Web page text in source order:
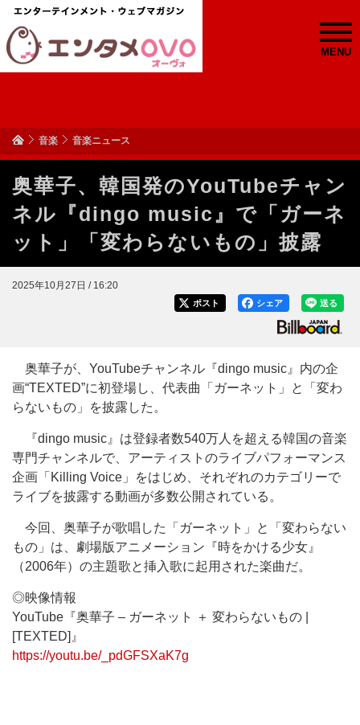
MENU
音楽 音楽ニュース
奥華子、韓国発のYouTubeチャン
ネル『dingo music』で「ガーネ
ット」「変わらないもの」披露
2025年10月27日 / 16:20
送る
シェア
ポスト
奥華子が、YouTubeチャンネル『dingo music』内の企
画“TEXTED”に初登場し、代表曲「ガーネット」と「変わ
らないもの」を披露した。
『dingo music』は登録者数540万人を超える韓国の音楽
専門チャンネルで、アーティストのライブパフォーマンス
企画「Killing Voice」をはじめ、それぞれのカテゴリーで
ライブを披露する動画が多数公開されている。
今回、奥華子が歌唱した「ガーネット」と「変わらない
もの」は、劇場版アニメーション『時をかける少女』
（2006年）の主題歌と挿入歌に起用された楽曲だ。
◎映像情報
YouTube『奥華子 – ガーネット ＋ 変わらないもの |
[TEXTED]』
https://youtu.be/_pdGFSXaK7g